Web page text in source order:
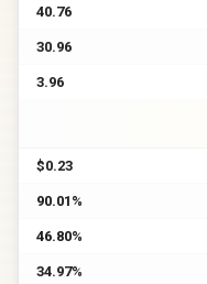
40.76
30.96
3.96
$0.23
90.01%
46.80%
34.97%